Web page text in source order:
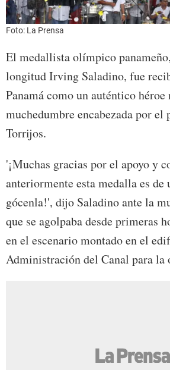
Foto: La Prensa
El medallista olímpico
longitud Irving Saladino, fue
Panamá como un auténtico
muchedumbre encabezada por
Torrijos.
'¡Muchas gracias por el apoyo y
anteriormente esta medalla es de
gócenla!', dijo Saladino ante la
que se agolpaba desde primeras
en el escenario montado en el
Administración del Canal para la